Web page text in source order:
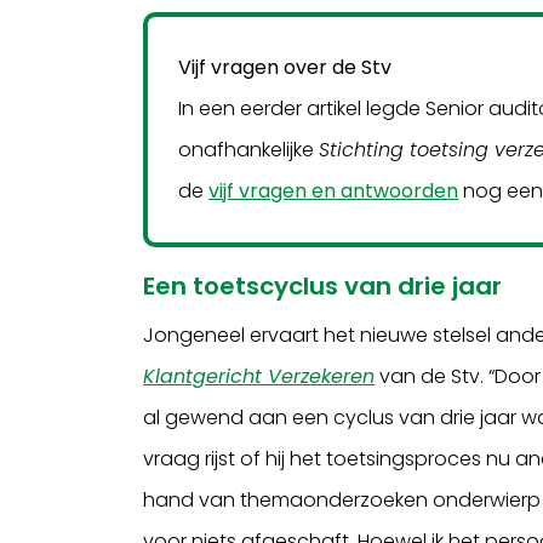
Vijf vragen over de Stv
In een eerder artikel legde Senior
onafhankelijkeStichting toetsing
devijf vragen en antwoordennog
Een toetscyclus van drie jaar
Jongeneel ervaart het nieuwe stelsel
Klantgericht Verzekerenvan de Stv.
al gewend aan een cyclus van drie jaar
vraag rijst of hij het toetsingsproces nu
hand van themaonderzoeken